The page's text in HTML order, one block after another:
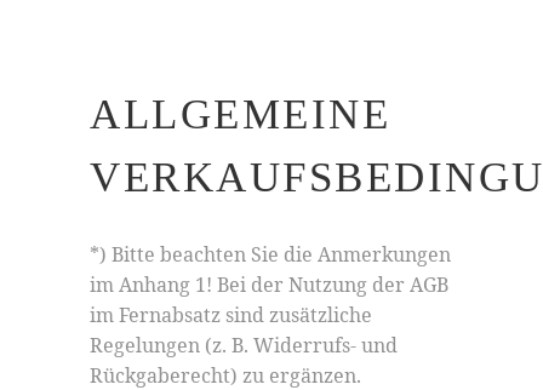
ALLGEMEINE
*) Bitte beachten Sie die Anmerkungen
im Anhang 1! Bei der Nutzung der AGB
im Fernabsatz sind zusätzliche
Regelungen (z. B. Widerrufs- und
Rückgaberecht) zu ergänzen.